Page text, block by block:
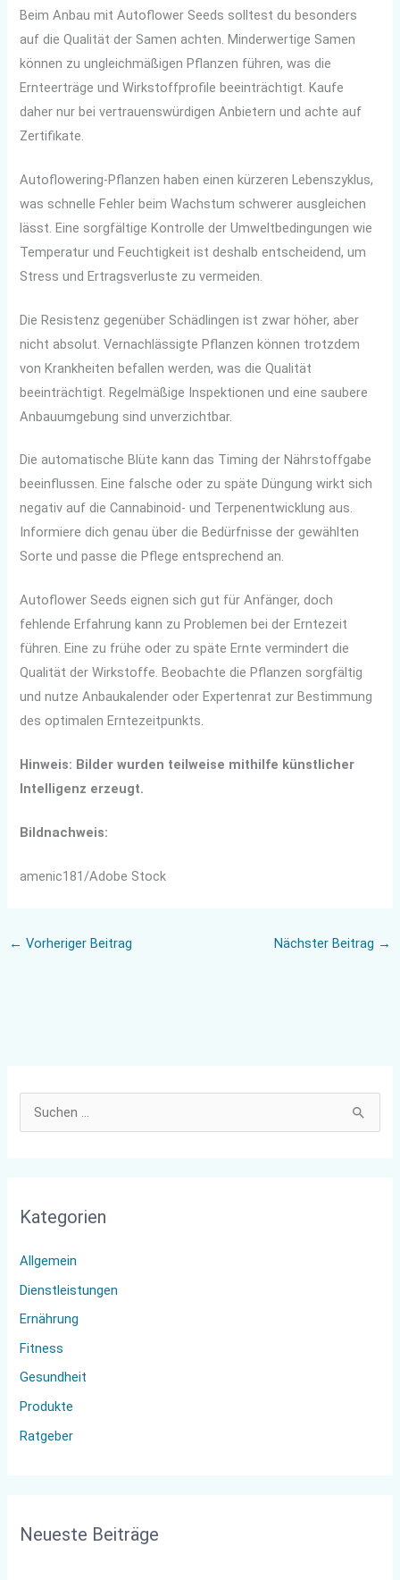
Beim Anbau mit Autoflower Seeds solltest du besonders
auf die Qualität der Samen achten. Minderwertige Samen
können zu ungleichmäßigen Pflanzen führen, was die
Ernteerträge und Wirkstoffprofile beeinträchtigt. Kaufe
daher nur bei vertrauenswürdigen Anbietern und achte auf
Zertifikate.
Autoflowering-Pflanzen haben einen kürzeren Lebenszyklus,
was schnelle Fehler beim Wachstum schwerer ausgleichen
lässt. Eine sorgfältige Kontrolle der Umweltbedingungen wie
Temperatur und Feuchtigkeit ist deshalb entscheidend, um
Stress und Ertragsverluste zu vermeiden.
Die Resistenz gegenüber Schädlingen ist zwar höher, aber
nicht absolut. Vernachlässigte Pflanzen können trotzdem
von Krankheiten befallen werden, was die Qualität
beeinträchtigt. Regelmäßige Inspektionen und eine saubere
Anbauumgebung sind unverzichtbar.
Die automatische Blüte kann das Timing der Nährstoffgabe
beeinflussen. Eine falsche oder zu späte Düngung wirkt sich
negativ auf die Cannabinoid- und Terpenentwicklung aus.
Informiere dich genau über die Bedürfnisse der gewählten
Sorte und passe die Pflege entsprechend an.
Autoflower Seeds eignen sich gut für Anfänger, doch
fehlende Erfahrung kann zu Problemen bei der Erntezeit
führen. Eine zu frühe oder zu späte Ernte vermindert die
Qualität der Wirkstoffe. Beobachte die Pflanzen sorgfältig
und nutze Anbaukalender oder Expertenrat zur Bestimmung
des optimalen Erntezeitpunkts.
Hinweis: Bilder wurden teilweise mithilfe künstlicher
Intelligenz erzeugt.
Bildnachweis:
amenic181/Adobe Stock
← Vorheriger Beitrag Nächster Beitrag →
e
a
c
h
:
Kategorien
Allgemein
Dienstleistungen
Ernährung
Fitness
Gesundheit
Produkte
Ratgeber
Neueste Beiträge